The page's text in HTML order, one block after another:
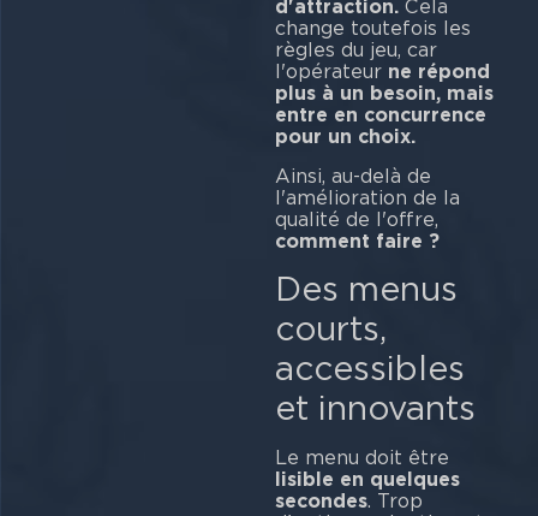
d'attraction. Cela
change toutefois les
règles du jeu, car
l'opérateur ne répond
plus à un besoin, mais
entre en concurrence
pour un choix.
Ainsi, au-delà de
l'amélioration de la
qualité de l'offre,
comment faire ?
Des menus
courts,
accessibles
et innovants
Le menu doit être
lisible en quelques
secondes. Trop